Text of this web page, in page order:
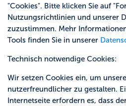
"Cookies". Bitte klicken Sie auf
Nutzungsrichtlinien und unserer
zuzustimmen. Mehr
Tools finden Sie in unserer
Technisch notwendige Cookies:
Wir setzen Cookies ein, um
nutzerfreundlicher zu gestalten.
Internetseite erfordern es, dass